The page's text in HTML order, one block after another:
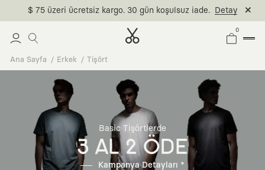
$ 75 üzeri ücretsiz kargo. 30 gün koşulsuz iade. Detay
0
Ana Sayfa Erkek Tişört
Basic Tişörtlerde
3 AL 2 ÖDE
Kampanya Detayları *